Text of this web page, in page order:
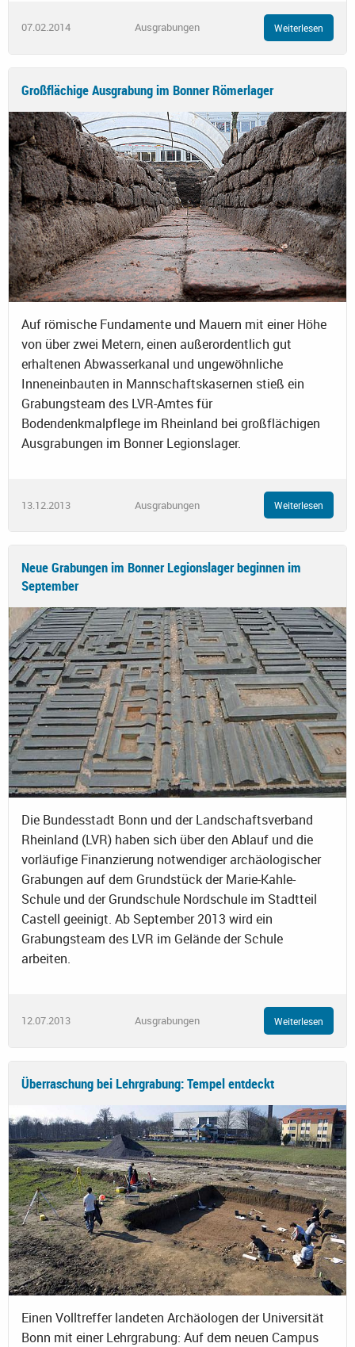
07.02.2014 Ausgrabungen Weiterlesen
Großflächige Ausgrabung im Bonner Römerlager
Auf römische Fundamente und Mauern mit einer Höhe
von über zwei Metern, einen außerordentlich gut
erhaltenen Abwasserkanal und ungewöhnliche
Inneneinbauten in Mannschaftskasernen stieß ein
Grabungsteam des LVR-Amtes für
Bodendenkmalpflege im Rheinland bei großflächigen
Ausgrabungen im Bonner Legionslager.
13.12.2013 Ausgrabungen Weiterlesen
Neue Grabungen im Bonner Legionslager beginnen im
September
Die Bundesstadt Bonn und der Landschaftsverband
Rheinland (LVR) haben sich über den Ablauf und die
vorläufige Finanzierung notwendiger archäologischer
Grabungen auf dem Grundstück der Marie-Kahle-
Schule und der Grundschule Nordschule im Stadtteil
Castell geeinigt. Ab September 2013 wird ein
Grabungsteam des LVR im Gelände der Schule
arbeiten.
12.07.2013 Ausgrabungen Weiterlesen
Überraschung bei Lehrgrabung: Tempel entdeckt
Einen Volltreffer landeten Archäologen der Universität
Bonn mit einer Lehrgrabung: Auf dem neuen Campus